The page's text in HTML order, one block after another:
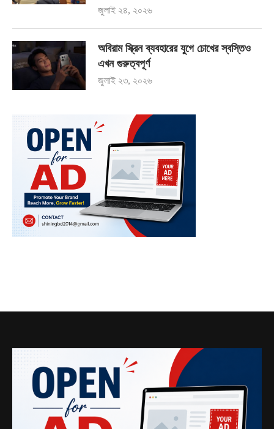
জুলাই ২৪, ২০২৬
অবিরাম স্ক্রিন ব্যবহারের যুগে চোখের স্বস্তিও
এখন গুরুত্বপূর্ণ
জুলাই ২৩, ২০২৬